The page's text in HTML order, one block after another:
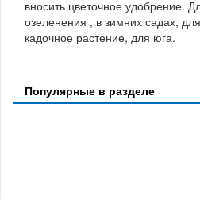
вносить цветочное удобрение.
озеленения , в зимних садах,
кадочное растение, для юга.
Популярные в разделе